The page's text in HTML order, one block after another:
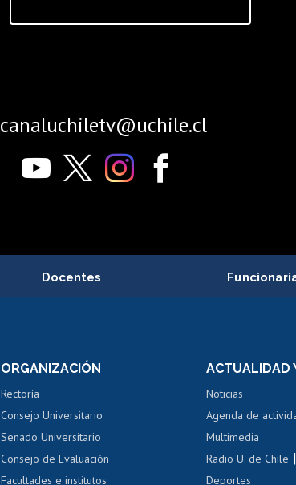
canaluchiletv@uchile.cl
Docentes
Perfeccionamiento
Evaluación docente
Calificación académica
Postulación al AUCAI
Portal de
Certificado de
Certificado de
Gestión de
ORGANIZACIÓN
Rectoría
Consejo Universitario
Senado Universitario
Consejo de Evaluación
Facultades e institutos
ACTUALIDAD
Noticias
Agenda de
Multimedia
Radio U. de Chile
Deportes